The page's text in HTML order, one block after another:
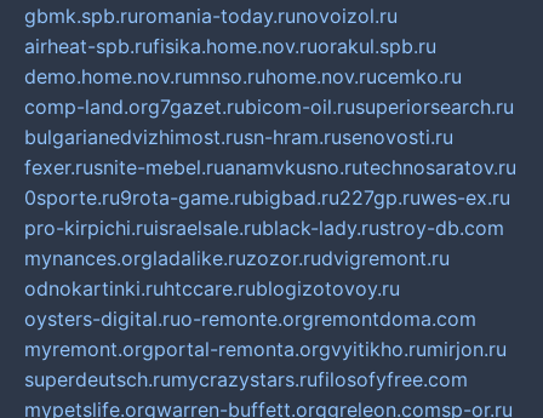
gbmk.spb.ruromania-today.runovoizol.ru
airheat-spb.rufisika.home.nov.ruorakul.spb.ru
demo.home.nov.rumnso.ruhome.nov.rucemko.ru
comp-land.org7gazet.rubicom-oil.rusuperiorsearch.ru
bulgarianedvizhimost.rusn-hram.rusenovosti.ru
fexer.rusnite-mebel.ruanamvkusno.rutechnosaratov.ru
0sporte.ru9rota-game.rubigbad.ru227gp.ruwes-ex.ru
pro-kirpichi.ruisraelsale.rublack-lady.rustroy-db.com
mynances.orgladalike.ruzozor.rudvigremont.ru
odnokartinki.ruhtccare.rublogizotovoy.ru
oysters-digital.ruo-remonte.orgremontdoma.com
myremont.orgportal-remonta.orgvyitikho.rumirjon.ru
superdeutsch.rumycrazystars.rufilosofyfree.com
mypetslife.orgwarren-buffett.orggreleon.comsp-or.ru